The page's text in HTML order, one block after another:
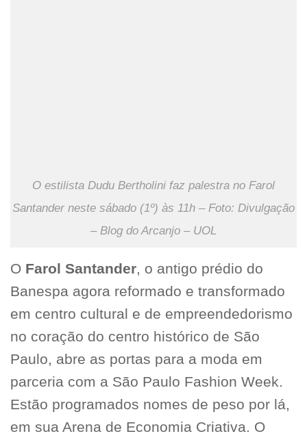
O estilista Dudu Bertholini faz palestra no Farol
Santander neste sábado (1º) às 11h – Foto: Divulgação
– Blog do Arcanjo – UOL
O Farol Santander, o antigo prédio do
Banespa agora reformado e transformado
em centro cultural e de empreendedorismo
no coração do centro histórico de São
Paulo, abre as portas para a moda em
parceria com a São Paulo Fashion Week.
Estão programados nomes de peso por lá,
em sua Arena de Economia Criativa. O